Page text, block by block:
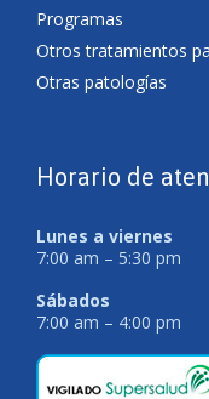
Programas
Otros tratamientos
Otras patologías
Horario de
Lunes a viernes
7:00 am – 5:30 pm
Sábados
7:00 am – 4:00 pm